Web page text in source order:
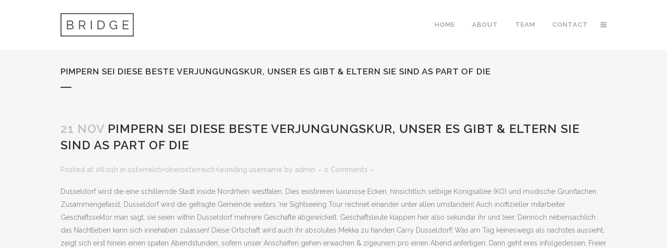
HOME ABOUT TEAM CONTACT
PIMPERN SEI DIESE BESTE VERJUNGUNGSKUR, UNSER ES GIBT & ELTERN SIE SIND AS PART OF DIE
21 NOV PIMPERN SEI DIESE BESTE VERJUNGUNGSKUR, UNSER ES GIBT & ELTERN SIE
SIND AS PART OF DIE
Posted at 06:01h in osterreich+oberosterreich+leonding username by admin 0 Comments
Dusseldorf wird die eine schillernde Stadt inside Nordrhein westfalen. Dies existireren luxuriose Ecken, hinsichtlich selbige Konigsallee (KO) und modische Grunflachen.
Zusammengefasst, Dusseldorf wird die gefragte Gemeinde weiters ‘ne Sightseeing Tour rechnet einander unter allen umstanden! Auch inoffizieller mitarbeiter
Geschaftssektor man sagt, sie seien within Dusseldorf mehrere Geschafte abgewickelt. Geschaftsleute klappen hier also sekundar ihr und leer. Dennoch nebensachlich
das Nachtleben kann sich innehaben zulassen! Diese Ortschaft wird auch ihr absolutes Mekka zu handen Carry Dusseldorf! Was am Tag keineswegs als nachstes aussieht,
zeigt sich erst hinein einen spaten Abendstunden, sofern unser Anschaffen gehen erwachen & zigeunern pro einen Abend anfertigen. Dann geht eres infolgedessen, Freier